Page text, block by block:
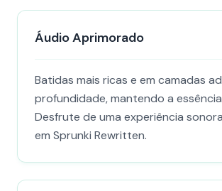
Áudio Aprimorado
Batidas mais ricas e em camadas
profundidade, mantendo a
Desfrute de uma experiência
em Sprunki Rewritten.